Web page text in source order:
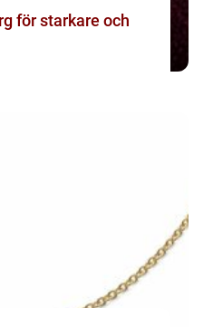
för starkare och